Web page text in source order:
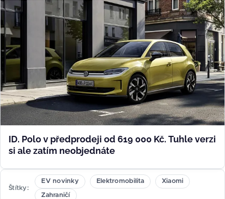
ID. Polo v předprodeji od 619 000 Kč. Tuhle verzi
si ale zatím neobjednáte
Štítky
EV novinky Elektromobilita Xiaomi
Zahraničí